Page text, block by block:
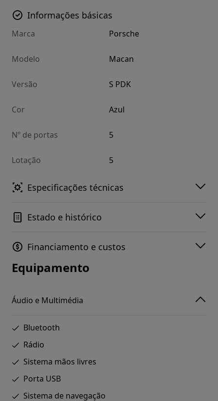
Informações básicas
Marca Porsche
Modelo Macan
Versão S PDK
Cor Azul
Nº de portas 5
Lotação 5
Especificações técnicas
Estado e histórico
Financiamento e custos
Equipamento
Áudio e Multimédia
Bluetooth
Rádio
Sistema mãos livres
Porta USB
Sistema de navegação